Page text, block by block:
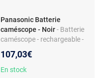
Panasonic Batterie
caméscope - Noir - Batterie
caméscope - rechargeable -
VBT190E-K
107,03€
En stock